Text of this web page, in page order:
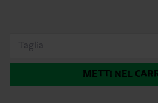
Taglia
METTI NEL